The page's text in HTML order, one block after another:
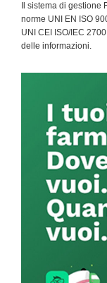
Il sistema di
norme UNI EN ISO
UNI CEI ISO/IEC
delle informazioni.
Sidebar